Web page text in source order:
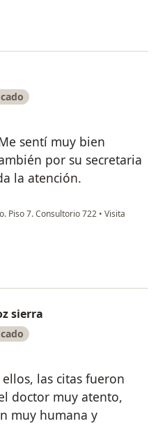
sentí muy bien
por su secretaria
la atención.
Piso 7. Consultorio 722 • Visita
URIBE
sierra
las citas fueron
doctor muy atento,
muy humana y